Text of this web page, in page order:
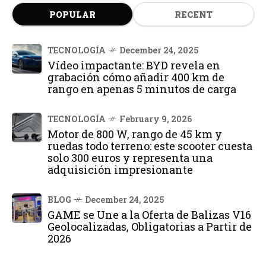
POPULAR RECENT
TECNOLOGÍA December 24, 2025
Vídeo impactante: BYD revela en
grabación cómo añadir 400 km de
rango en apenas 5 minutos de carga
TECNOLOGÍA February 9, 2026
Motor de 800 W, rango de 45 km y
ruedas todo terreno: este scooter cuesta
solo 300 euros y representa una
adquisición impresionante
BLOG December 24, 2025
GAME se Une a la Oferta de Balizas V16
Geolocalizadas, Obligatorias a Partir de
2026